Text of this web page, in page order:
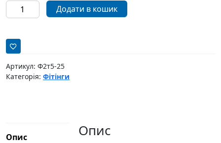
Трійник
Aqua
1"B-
1"B-
1"H
кількість
Додати в кошик
Артикул: Ф2т5-25
Категорія: Фітінги
Опис Опис